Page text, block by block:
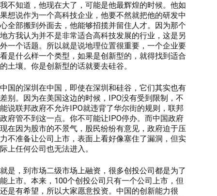
我不知道，他现在大了，可能是他最辉煌的时候。他如
果想说作为一个高科技企业，他要不然就把他的研发中
心全部搬到外面去，他能够招揽并留住人才。因为那个
地方我认为并不是非常适合高科技发展的行业，这是另
外一个话题。所以就是说地理位置很重要，一个企业要
看是什么样一个类型，如果是创新型的，就得找到适合
的土壤。你是创新型的话就要去硅谷。
中国的深圳在中国，即使在深圳和硅谷，它们其实也有
差别。因为在美国这边的时候，IPO没有受到限制，不
能说联邦政府不允许IPO就违背了华尔街的规则，联邦
政府管不到这一点。你不可能让IPO停办。而中国政府
现在因为股市的不景气，股民纷纷有意见，政府迫于压
力不准备让公司上市，表面上看好像塞住了漏洞，但实
际上任何公司也无法进入。
就是，到市场二级市场上融资，很多创投公司都是为了
能上市。本来，100个创投公司只有一个公司上市，但
还是有希望，所以大家愿意投资。中国的创新能力很